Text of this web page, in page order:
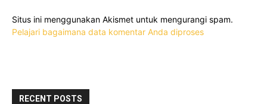
Situs ini menggunakan Akismet untuk mengurangi spam.
Pelajari bagaimana data komentar Anda diproses
RECENT POSTS